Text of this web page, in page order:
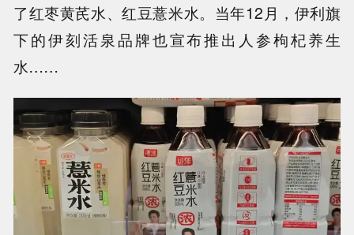
了红枣黄芪水、红豆薏米水。当年12月，伊利旗
下的伊刻活泉品牌也宣布推出人参枸杞养生
水……